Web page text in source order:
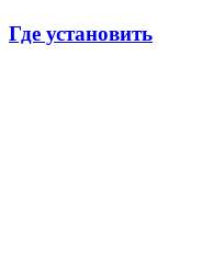
Где установить